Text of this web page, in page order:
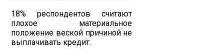
18% респондентов считают
плохое материальное
положение веской причиной не
выплачивать кредит.